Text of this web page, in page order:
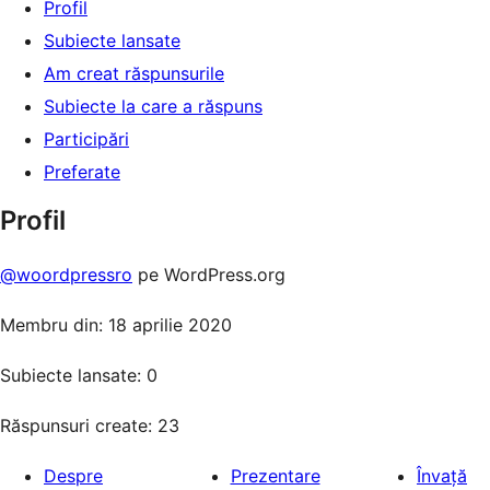
Profil
Subiecte lansate
Am creat răspunsurile
Subiecte la care a răspuns
Participări
Preferate
Profil
@woordpressro pe WordPress.org
Membru din: 18 aprilie 2020
Subiecte lansate: 0
Răspunsuri create: 23
Despre Prezentare Învață